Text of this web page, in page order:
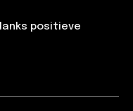
positieve